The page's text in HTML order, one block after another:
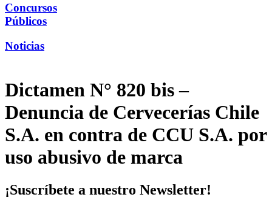
Concursos
Públicos
Noticias
Dictamen N° 820 bis –
Denuncia de Cervecerías Chile
S.A. en contra de CCU S.A. por
uso abusivo de marca
¡Suscríbete a nuestro Newsletter!